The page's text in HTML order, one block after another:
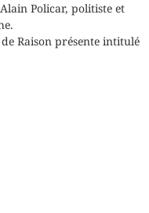
Policar, politiste et
Raison présente intitulé